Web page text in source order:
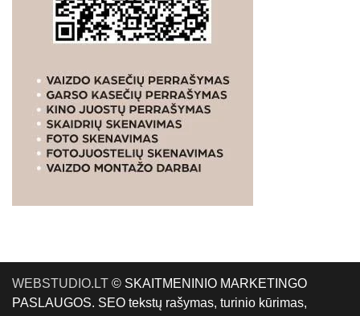
WEBSTUDIO.LT © SKAITMENINIO MARKETINGO
PASLAUGOS. SEO tekstų rašymas, turinio kūrimas,